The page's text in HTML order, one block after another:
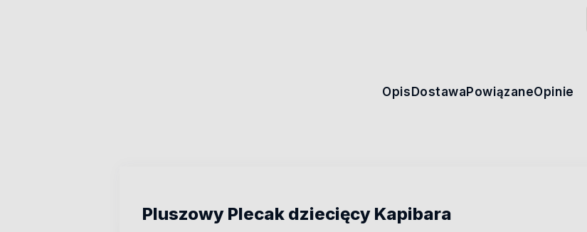
Opis Dostawa PowiązaneOpinie
Pluszowy Plecak dziecięcy Kapibara